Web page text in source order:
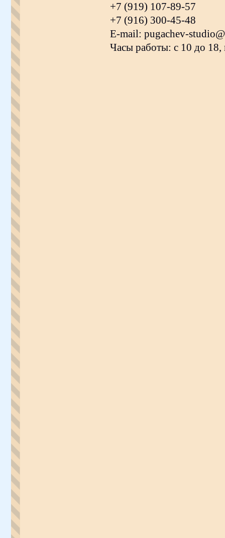
+7 (919) 107-89-57
+7 (916) 300-45-48
E-mail: pugachev-
Часы работы: с 10 до 18,